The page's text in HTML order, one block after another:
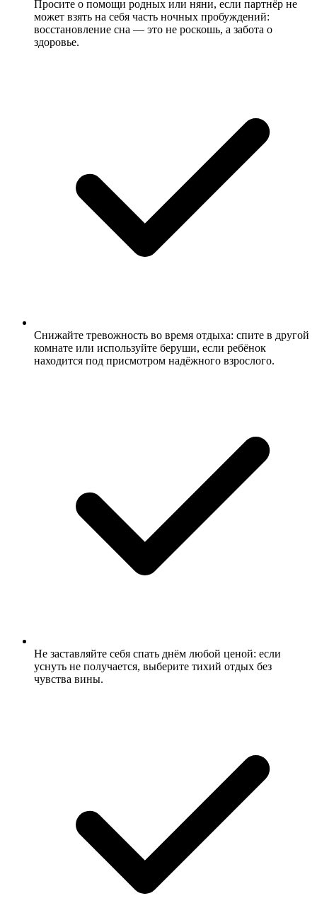
Просите о помощи родных или няни, если партнёр не
может взять на себя часть ночных пробуждений:
восстановление сна — это не роскошь, а забота о
здоровье.
Снижайте тревожность во время отдыха: спите в другой
комнате или используйте беруши, если ребёнок
находится под присмотром надёжного взрослого.
Не заставляйте себя спать днём любой ценой: если
уснуть не получается, выберите тихий отдых без
чувства вины.